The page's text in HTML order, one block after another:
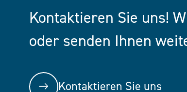
Kontaktieren Sie uns!
oder senden Ihnen
Kontaktieren Sie uns